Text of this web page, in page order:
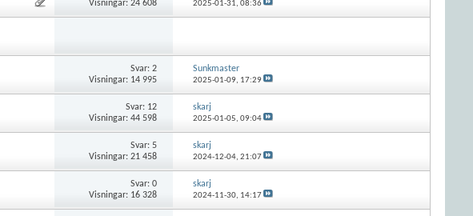
Visningar: 24 608
2025-01-31, 08:36
Svar:2
Visningar: 14 995
Sunkmaster
2025-01-09, 17:29
Svar: 12
Visningar: 44 598
skarj
2025-01-05, 09:04
Svar:5
Visningar: 21 458
skarj
2024-12-04, 21:07
Svar:0
Visningar: 16 328
skarj
2024-11-30, 14:17